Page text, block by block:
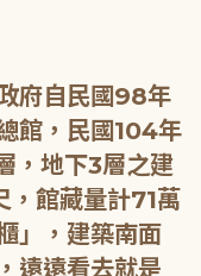
府自民國98年
館，民國104年
，地下3層之建
，館藏量計71萬
」，建築南面
遠遠看去就是